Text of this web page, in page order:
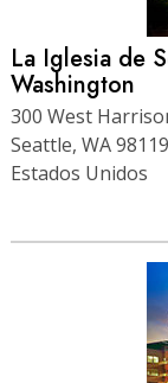
La Iglesia de
Washington
300 West
Seattle, WA 98119
Estados Unidos